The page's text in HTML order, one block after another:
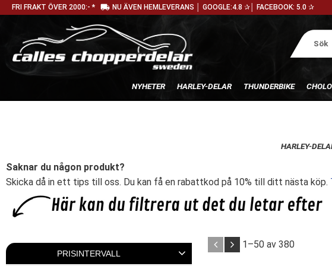
FRI FRAKT ÖVER 2000:- * local_shipping NU ÄVEN HEMLEVERANS │ GOOGLE:4.8 ✰│ FACEBOOK: 5.0 ✰
NYHETER HARLEY-DELAR THUNDERBIKE
HARLEY-
Saknar du någon produkt?
Skicka då in ett tips till oss. Du kan få en rabattkod på 10% till ditt nästa köp.
PRISINTERVALL
1–50 av 380